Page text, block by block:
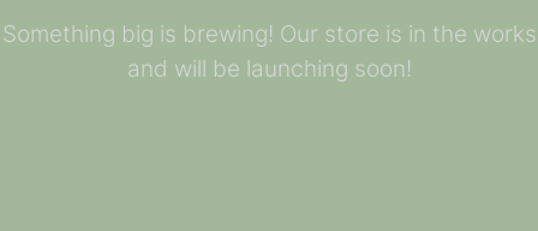
Something big is brewing! Our store is in the works
and will be launching soon!